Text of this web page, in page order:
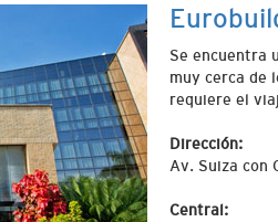
Se encuentra
muy cerca de
requiere el
Dirección:
Av. Suiza con
Central: